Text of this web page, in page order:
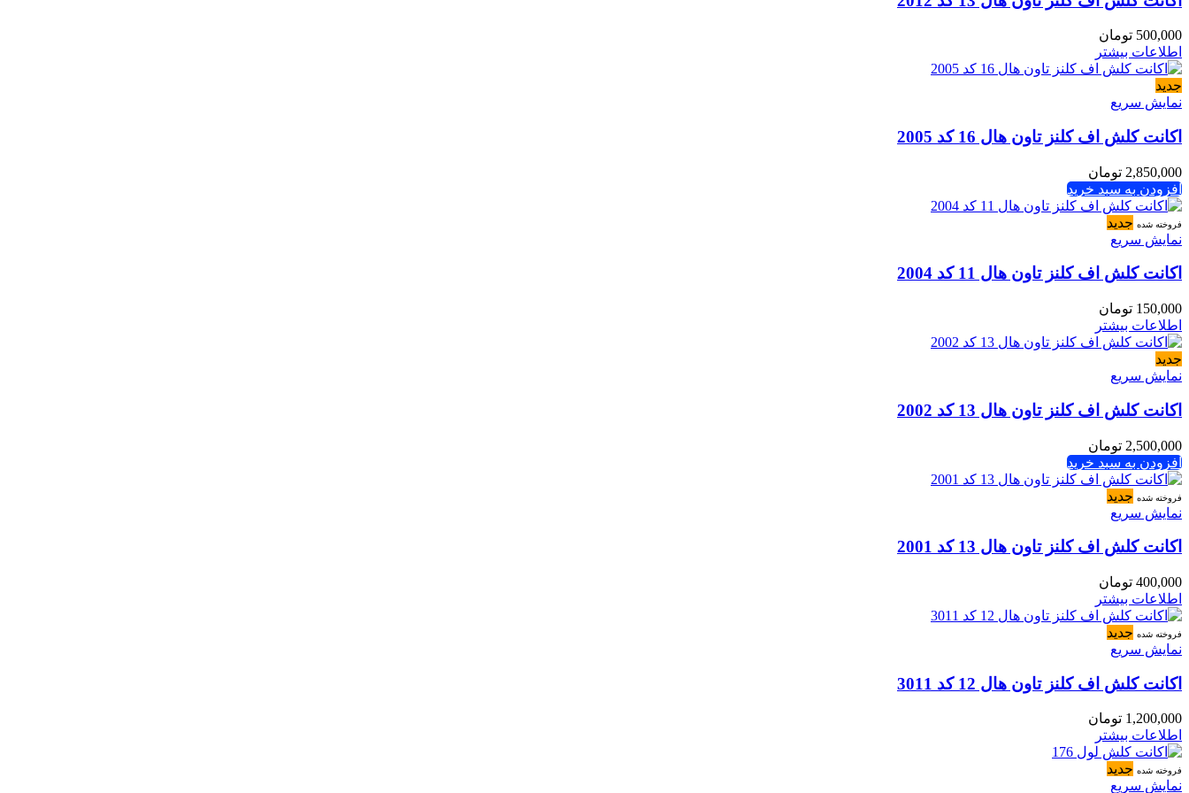
500,000 تومان
اطلاعات بیشتر
جدید
نمایش سریع
اکانت کلش اف کلنز تاون هال 16 کد 2005
2,850,000 تومان
افزودن به سبد خرید
فروخته شده جدید
نمایش سریع
اکانت کلش اف کلنز تاون هال 11 کد 2004
150,000 تومان
اطلاعات بیشتر
جدید
نمایش سریع
اکانت کلش اف کلنز تاون هال 13 کد 2002
2,500,000 تومان
افزودن به سبد خرید
فروخته شده جدید
نمایش سریع
اکانت کلش اف کلنز تاون هال 13 کد 2001
400,000 تومان
اطلاعات بیشتر
فروخته شده جدید
نمایش سریع
اکانت کلش اف کلنز تاون هال 12 کد 3011
1,200,000 تومان
اطلاعات بیشتر
فروخته شده جدید
نمایش سریع